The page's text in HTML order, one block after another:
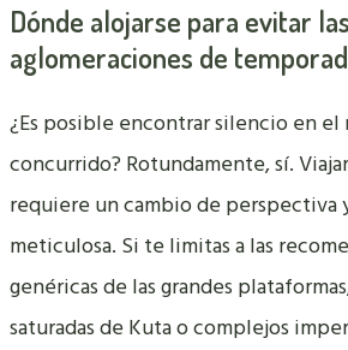
Dónde alojarse para evitar las
aglomeraciones de
¿Es posible encontrar silencio en el
concurrido? Rotundamente, sí.
requiere un cambio de perspectiva
meticulosa. Si te limitas a las
genéricas de las grandes
saturadas de Kuta o complejos